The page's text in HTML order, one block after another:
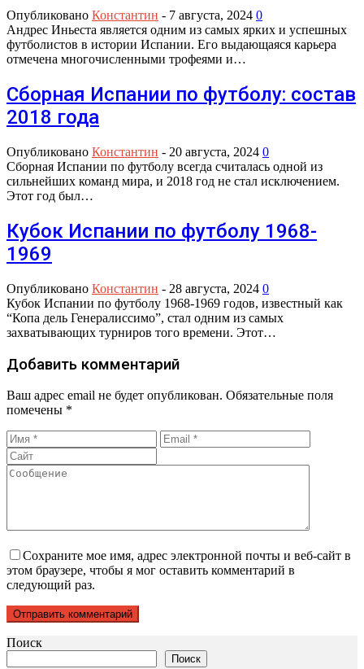
Опубликовано Константин - 7 августа, 2024 0
Андрес Иньеста является одним из самых ярких и успешных
футболистов в истории Испании. Его выдающаяся карьера
отмечена многочисленными трофеями и…
Сборная Испании по футболу: состав
2018 года
Опубликовано Константин - 20 августа, 2024 0
Сборная Испании по футболу всегда считалась одной из
сильнейших команд мира, и 2018 год не стал исключением.
Этот год был…
Кубок Испании по футболу 1968-
1969
Опубликовано Константин - 28 августа, 2024 0
Кубок Испании по футболу 1968-1969 годов, известный как
“Копа дель Генералиссимо”, стал одним из самых
захватывающих турниров того времени. Этот…
Добавить комментарий
Ваш адрес email не будет опубликован. Обязательные поля
помечены *
Сохраните мое имя, адрес электронной почты и веб-сайт в
этом браузере, чтобы я мог оставить комментарий в
следующий раз.
Поиск
Поиск